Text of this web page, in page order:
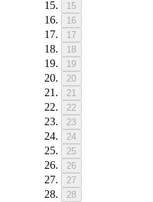
15
16
17
18
19
20
21
22
23
24
25
26
27
28